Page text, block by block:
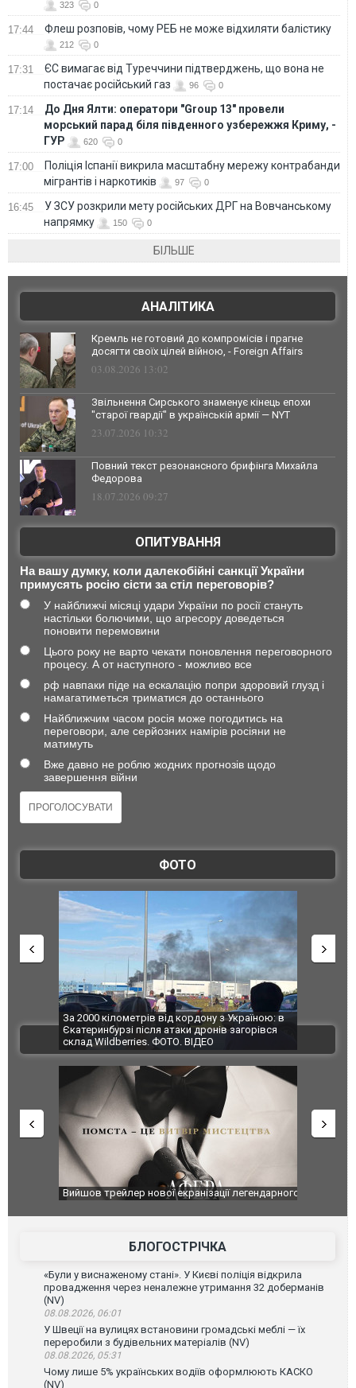
323 0
17:44 Флеш розповів, чому РЕБ не може відхиляти балістику
212 0
17:31
ЄС вимагає від Туреччини підтверджень, що вона не
постачає російський газ
96 0
17:14
До Дня Ялти: оператори "Group 13" провели
морський парад біля південного узбережжя Криму, -
ГУР
620 0
17:00
Поліція Іспанії викрила масштабну мережу контрабанди
мігрантів і наркотиків
97 0
16:45
У ЗСУ розкрили мету російських ДРГ на Вовчанському
напрямку
150 0
БІЛЬШЕ
АНАЛІТИКА
Кремль не готовий до компромісів і прагне
досягти своїх цілей війною, - Foreign Affairs
03.08.2026 13:02
Звільнення Сирського знаменує кінець епохи
"старої гвардії" в українській армії — NYT
23.07.2026 10:32
Повний текст резонансного брифінга Михайла
Федорова
18.07.2026 09:27
ОПИТУВАННЯ
На вашу думку, коли далекобійні санкції України
примусять росію сісти за стіл переговорів?
У найближчі місяці удари України по росії стануть
настільки болючими, що агресору доведеться
поновити перемовини
Цього року не варто чекати поновлення переговорного
процесу. А от наступного - можливо все
рф навпаки піде на ескалацію попри здоровий глузд і
намагатиметься триматися до останнього
Найближчим часом росія може погодитись на
переговори, але серйозних намірів росіяни не
матимуть
Вже давно не роблю жодних прогнозів щодо
завершення війни
ФОТО
За 2000 кілометрів від кордону з Україною: в
Єкатеринбурзі після атаки дронів загорівся
склад Wildberries. ФОТО. ВІДЕО
"Мої
ВІДЕО
Вийшов трейлер нової екранізації легендарного
БЛОГОСТРІЧКА
«Були у виснаженому стані». У Києві поліція відкрила
провадження через неналежне утримання 32 доберманів
(NV)
08.08.2026, 06:01
У Швеції на вулицях встановини громадські меблі — їх
переробили з будівельних матеріалів (NV)
08.08.2026, 05:31
Чому лише 5% українських водіїв оформлюють КАСКО
(NV)